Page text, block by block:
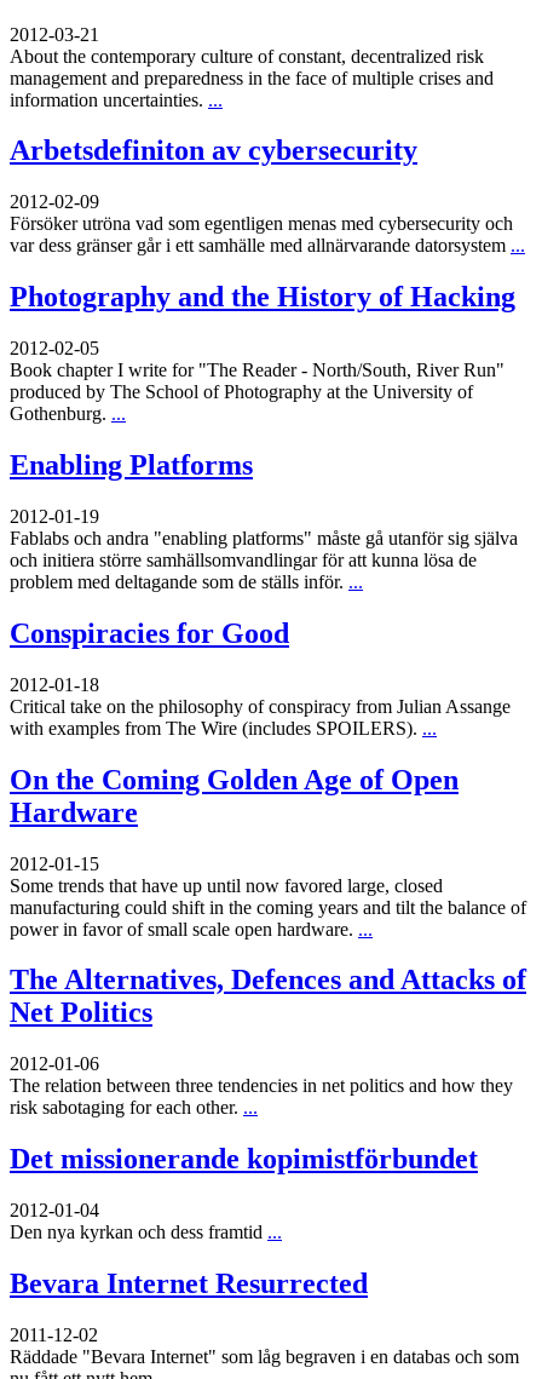
2012-03-21
About the contemporary culture of constant, decentralized risk
management and preparedness in the face of multiple crises and
information uncertainties. ...
Arbetsdefiniton av cybersecurity
2012-02-09
Försöker utröna vad som egentligen menas med cybersecurity och
var dess gränser går i ett samhälle med allnärvarande datorsystem ...
Photography and the History of Hacking
2012-02-05
Book chapter I write for "The Reader - North/South, River Run"
produced by The School of Photography at the University of
Gothenburg. ...
Enabling Platforms
2012-01-19
Fablabs och andra "enabling platforms" måste gå utanför sig själva
och initiera större samhällsomvandlingar för att kunna lösa de
problem med deltagande som de ställs inför. ...
Conspiracies for Good
2012-01-18
Critical take on the philosophy of conspiracy from Julian Assange
with examples from The Wire (includes SPOILERS). ...
On the Coming Golden Age of Open
Hardware
2012-01-15
Some trends that have up until now favored large, closed
manufacturing could shift in the coming years and tilt the balance of
power in favor of small scale open hardware. ...
The Alternatives, Defences and Attacks of
Net Politics
2012-01-06
The relation between three tendencies in net politics and how they
risk sabotaging for each other. ...
Det missionerande kopimistförbundet
2012-01-04
Den nya kyrkan och dess framtid ...
Bevara Internet Resurrected
2011-12-02
Räddade "Bevara Internet" som låg begraven i en databas och som